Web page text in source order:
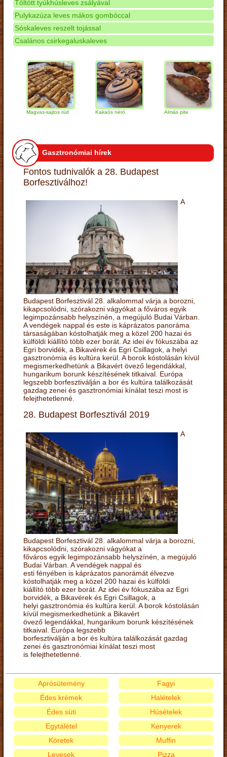
Töltött tyúkhúsleves zsályával
Pulykazúza leves mákos gombóccal
Sóskaleves reszelt tojással
Csalános csirkegaluskaleves
Magvas-sajtos rúd Kakaós néró Almás pite
Gasztronómiai hírek
Fontos tudnivalók a 28. Budapest
Borfesztiválhoz!
A
Budapest Borfesztivál 28. alkalommal várja a borozni,
kikapcsolódni, szórakozni vágyókat a főváros egyik
legimpozánsabb helyszínén, a megújuló Budai Várban.
A vendégek nappal és este is káprázatos panoráma
társaságában kóstolhatják meg a közel 200 hazai és
külföldi kiállító több ezer borát. Az idei év fókuszába az
Egri borvidék, a Bikavérek és Egri Csillagok, a helyi
gasztronómia és kultúra kerül. A borok kóstolásán kívül
megismerkedhetünk a Bikavért övező legendákkal,
hungarikum borunk készítésének titkaival. Európa
legszebb borfesztiválján a bor és kultúra találkozását
gazdag zenei és gasztronómiai kínálat teszi most is
felejthetetlenné.
28. Budapest Borfesztivál 2019
A
Budapest Borfesztivál 28. alkalommal várja a borozni,
kikapcsolódni, szórakozni vágyókat a
főváros egyik legimpozánsabb helyszínén, a megújuló
Budai Várban. A vendégek nappal és
esti fényében is káprázatos panorámát élvezve
kóstolhatják meg a közel 200 hazai és külföldi
kiállító több ezer borát. Az idei év fókuszába az Egri
borvidék, a Bikavérek és Egri Csillagok, a
helyi gasztronómia és kultúra kerül. A borok kóstolásán
kívül megismerkedhetünk a Bikavért
övező legendákkal, hungarikum borunk készítésének
titkaival. Európa legszebb
borfesztiválján a bor és kultúra találkozását gazdag
zenei és gasztronómiai kínálat teszi most
is felejthetetlenné.
Aprósütemény
Édes krémek
Édes süti
Egytálétel
Fagyi
Halételek
Húsételek
Kenyerek
Köretek
Levesek
Muffin
Pizza